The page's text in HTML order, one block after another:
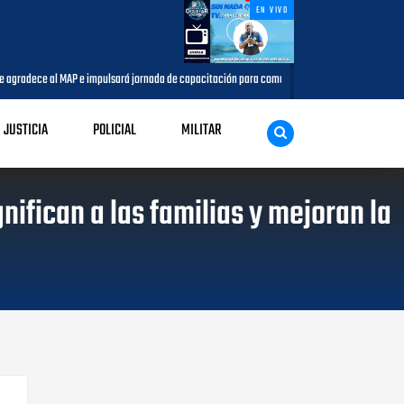
EN VIVO
agradece al MAP e impulsará jornada de capacitación para comunicadores del municipio
JUSTICIA POLICIAL MILITAR
a las familias y mejoran la